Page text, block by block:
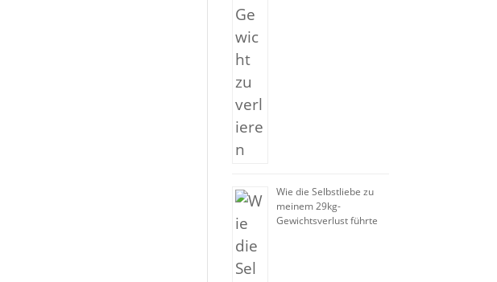
Wie die Selbstliebe zu
meinem 29kg-
Gewichtsverlust führte